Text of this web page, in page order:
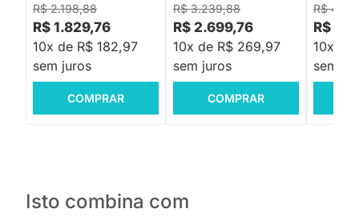
R$ 2.198,88
R$ 1.829,76
10x de R$ 182,97
sem juros
COMPRAR
R$ 3.239,88
R$ 2.699,76
10x de R$ 269,97
sem juros
COMPRAR
R$
R$
10x de
sem
Isto combina com